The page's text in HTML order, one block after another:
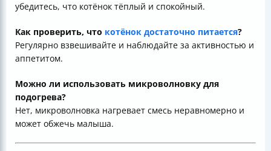
убедитесь, что котёнок тёплый и спокойный.
Как проверить, что котёнок достаточно питается?
Регулярно взвешивайте и наблюдайте за активностью и
аппетитом.
Можно ли использовать микроволновку для
подогрева?
Нет, микроволновка нагревает смесь неравномерно и
может обжечь малыша.